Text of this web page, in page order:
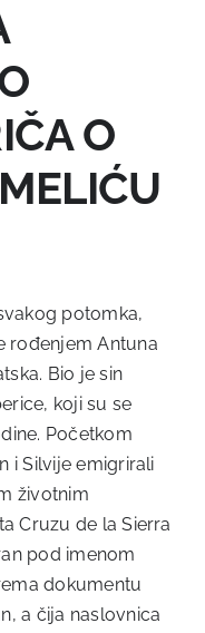
O
potomka,
rođenjem Antuna
Bio je sin
koji su se
Početkom
i Silvije emigrirali
životnim
Cruzu de la Sierra
pod imenom
dokumentu
a čija naslovnica